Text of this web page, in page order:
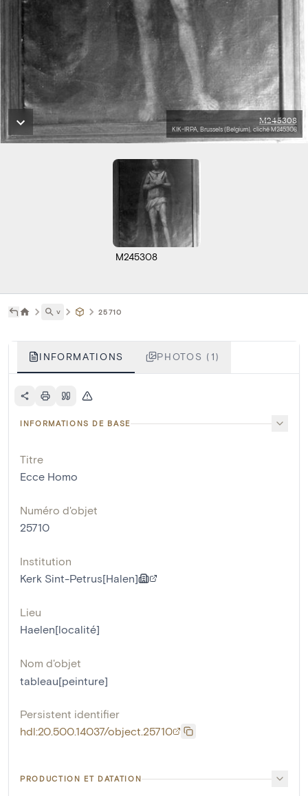
M245308
KIK-IRPA, Brussels (Belgium), cliché M245308
M245308
˅ 25710
INFORMATIONS PHOTOS (1)
INFORMATIONS DE BASE
Titre
Ecce Homo
Numéro d'objet
25710
Institution
Kerk Sint-Petrus[Halen]
Lieu
Haelen[localité]
Nom d'objet
tableau[peinture]
Persistent identifier
hdl:20.500.14037/object.25710
PRODUCTION ET DATATION